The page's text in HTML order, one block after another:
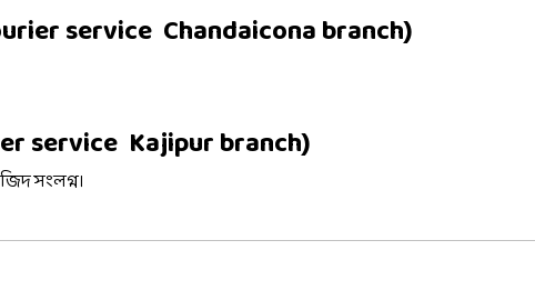
service Chandaiconabranch)
service Kajipurbranch)
সংলগ্ন।